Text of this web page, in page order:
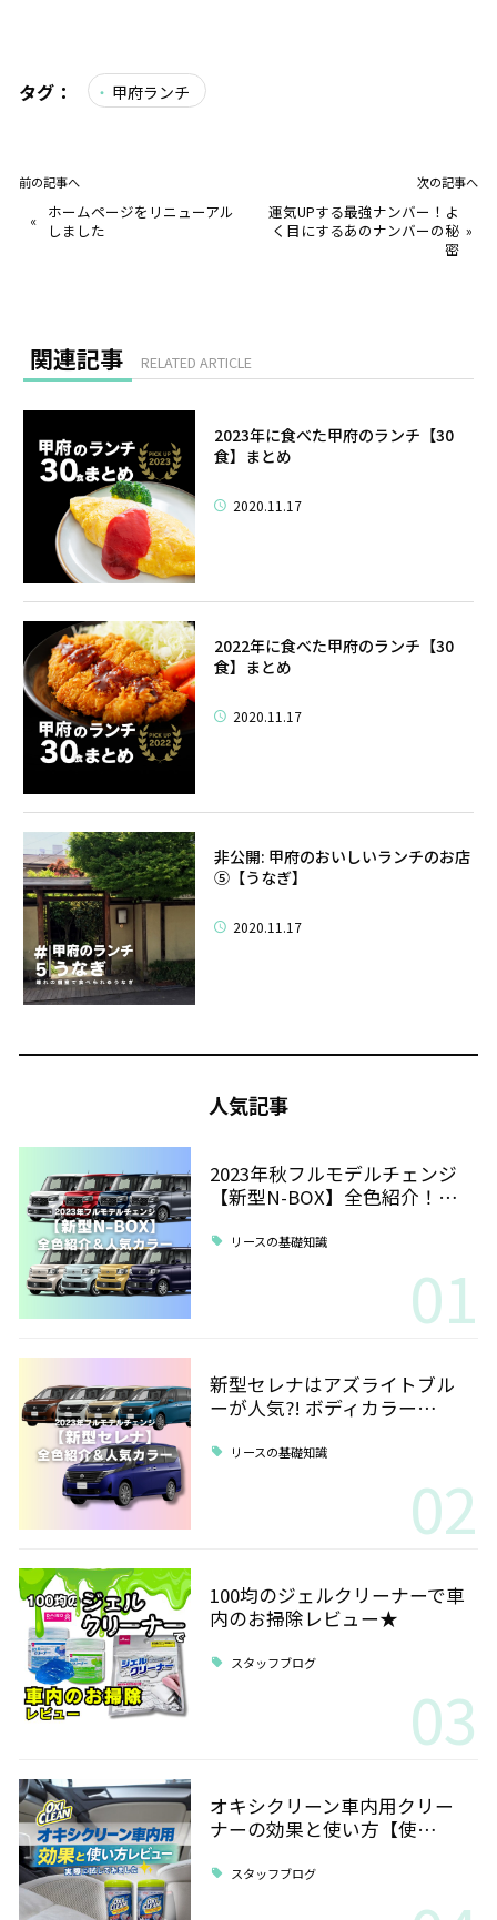
タグ： 甲府ランチ
前の記事へ
« ホームページをリニューアル
しました
次の記事へ
運気UPする最強ナンバー！よ
く目にするあのナンバーの秘
密
»
関連記事 RELATED ARTICLE
2023年に食べた甲府のランチ【30
食】まとめ
2020.11.17
2022年に食べた甲府のランチ【30
食】まとめ
2020.11.17
非公開: 甲府のおいしいランチのお店
⑤【うなぎ】
2020.11.17
人気記事
2023年秋フルモデルチェンジ
【新型N-BOX】全色紹介！…
リースの基礎知識
01
新型セレナはアズライトブル
ーが人気?! ボディカラー…
リースの基礎知識
02
100均のジェルクリーナーで車
内のお掃除レビュー★
スタッフブログ
03
オキシクリーン車内用クリー
ナーの効果と使い方【使…
スタッフブログ